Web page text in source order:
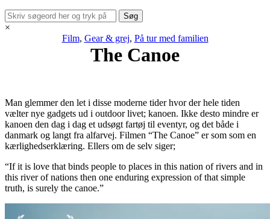
×
Film, Gear & grej, På tur med familien
The Canoe
Man glemmer den let i disse moderne tider hvor der hele tiden
vælter nye gadgets ud i outdoor livet; kanoen. Ikke desto mindre er
kanoen den dag i dag et udsøgt fartøj til eventyr, og det både i
danmark og langt fra alfarvej. Filmen “The Canoe” er som som en
kærlighedserklæring. Ellers om de selv siger;
“If it is love that binds people to places in this nation of rivers and in
this river of nations then one enduring expression of that simple
truth, is surely the canoe.”